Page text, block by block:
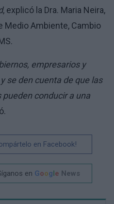
, explicó la Dra. Maria Neira,
Medio Ambiente, Cambio
empresarios y
se den cuenta de que las
conducir a una
en Facebook!
en Google News